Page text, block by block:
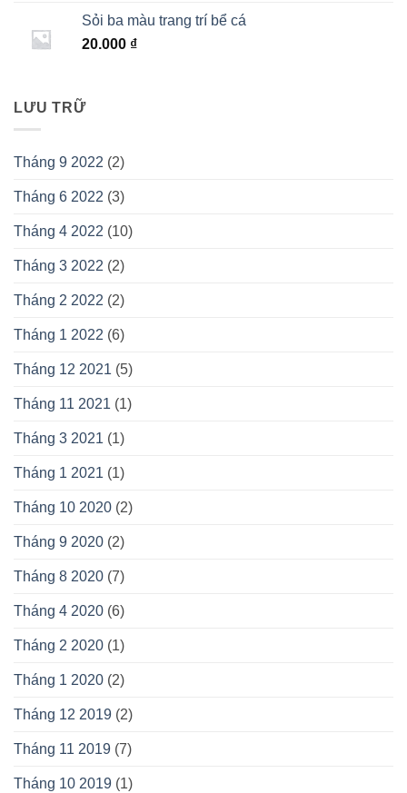
Sỏi ba màu trang trí bể cá
20.000 ₫
LƯU TRỮ
Tháng 9 2022 (2)
Tháng 6 2022 (3)
Tháng 4 2022 (10)
Tháng 3 2022 (2)
Tháng 2 2022 (2)
Tháng 1 2022 (6)
Tháng 12 2021 (5)
Tháng 11 2021 (1)
Tháng 3 2021 (1)
Tháng 1 2021 (1)
Tháng 10 2020 (2)
Tháng 9 2020 (2)
Tháng 8 2020 (7)
Tháng 4 2020 (6)
Tháng 2 2020 (1)
Tháng 1 2020 (2)
Tháng 12 2019 (2)
Tháng 11 2019 (7)
Tháng 10 2019 (1)